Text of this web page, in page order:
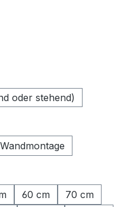
oder stehend)
Wandmontage
60 cm
70 cm